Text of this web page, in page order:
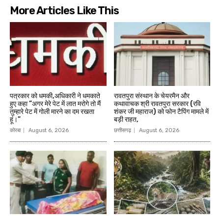
More Articles Like This
पत्रकार को धमकी,अधिकारी ने धमकाते
हुए कहा ”अगर मेरे पेट में लात मरोगे तो मैं
तुम्हारे पेट में गोली मारने का दम रखता
हूं।”
कोरबा August 6, 2026
रावतपुरा संस्थान के चेयरमैन और
कथावाचक श्री रावतपुरा सरकार (रवि
शंकर जी महाराज) को फोन टैपिंग मामले में
बड़ी राहत,
छत्तीसगढ़ August 6, 2026